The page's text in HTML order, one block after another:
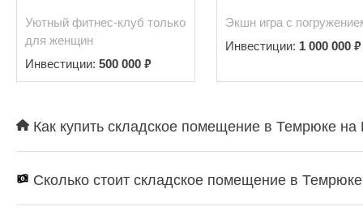
Уютный фитнес-клуб только
для женщин
Инвестиции: 500 000 ₽
Экшн игра с
Инвестиции: 1 000 000 ₽
Как купить складское помещение в Темрюке на
Сколько стоит складское помещение в